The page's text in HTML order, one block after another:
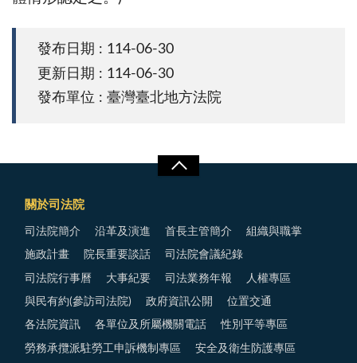
發布日期 : 114-06-30
更新日期 : 114-06-30
發布單位 : 臺灣臺北地方法院
關於司法院
司法院簡介 沿革及演進 首長主管簡介 組織與職掌
施政計畫 院長重要談話 司法院會議紀錄
司法院行事曆 大事紀要 司法業務年報 人權專區
與民有約(參訪司法院) 政府資訊公開 位置交通
各法院資訊 各單位及所屬機關電話 性別平等專區
勞務承攬派駐勞工申訴機制專區 安全及衛生防護專區